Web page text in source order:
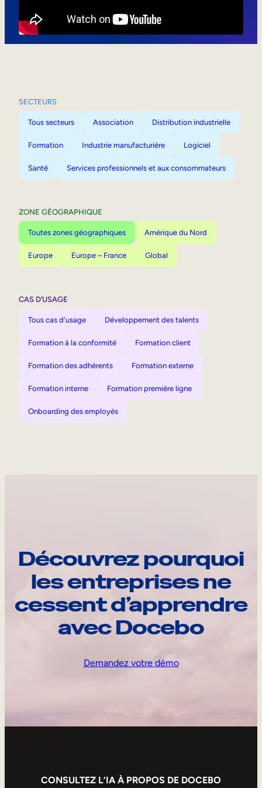
SECTEURS
Tous secteurs Association Distribution industrielle
Formation Industrie manufacturière Logiciel
Santé Services professionnels et aux consommateurs
ZONE GÉOGRAPHIQUE
Toutes zones géographiques Amérique du Nord
Europe Europe – France Global
CAS D’USAGE
Tous cas d'usage Développement des talents
Formation à la conformité Formation client
Formation des adhérents Formation externe
Formation interne Formation première ligne
Onboarding des employés
Découvrez pourquoi
les entreprises ne
cessent d’apprendre
avec Docebo
Demandez votre démo
CONSULTEZ L’IA À PROPOS DE DOCEBO